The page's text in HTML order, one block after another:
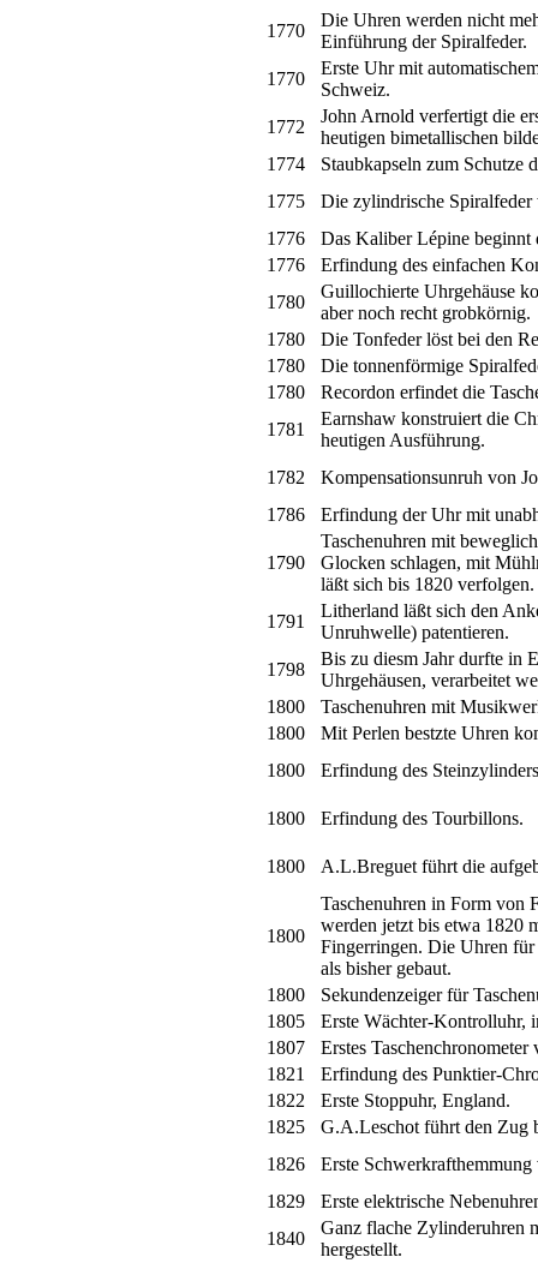
1770
Die Uhren werden nicht
Einführung der Spiralfeder.
1770
Erste Uhr mit
Schweiz.
1772
John Arnold verfertigt die
heutigen bimetallischen
1774
Staubkapseln zum Schutze
1775
Die zylindrische Spiralfeder
1776
Das Kaliber Lépine beginnt
1776
Erfindung des einfachen
1780
Guillochierte Uhrgehäuse
aber noch recht grobkörnig.
1780
Die Tonfeder löst bei den
1780
Die tonnenförmige
1780
Recordon erfindet die
1781
Earnshaw konstruiert die
heutigen Ausführung.
1782
Kompensationsunruh von
1786
Erfindung der Uhr mit
1790
Taschenuhren mit
Glocken schlagen, mit
läßt sich bis 1820 verfolgen.
1791
Litherland läßt sich den
Unruhwelle) patentieren.
1798
Bis zu diesm Jahr durfte in
Uhrgehäusen, verarbeitet
1800
Taschenuhren mit
1800
Mit Perlen bestzte Uhren
1800
Erfindung des
1800 Erfindung des Tourbillons.
1800 A.L.Breguet führt die
1800
Taschenuhren in Form von
werden jetzt bis etwa 1820
Fingerringen. Die Uhren
als bisher gebaut.
1800
Sekundenzeiger für
1805
Erste Wächter-Kontrolluhr,
1807
Erstes Taschenchronometer
1821
Erfindung des Punktier-
1822
Erste Stoppuhr, England.
1825
G.A.Leschot führt den Zug
1826
Erste
1829
Erste elektrische
1840
Ganz flache Zylinderuhren
hergestellt.